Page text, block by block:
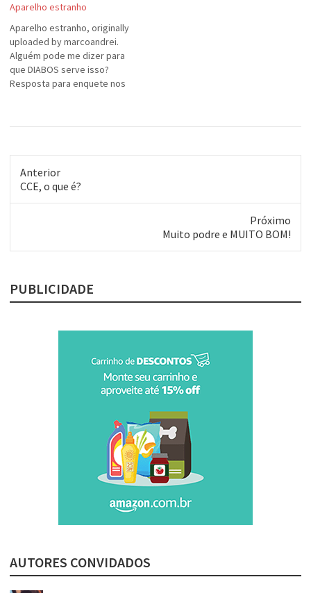
http://www.flickr.com/photos
/29876074@N00/
Aparelho estranho
Aparelho estranho, originally
uploaded by marcoandrei.
Alguém pode me dizer para
que DIABOS serve isso?
Resposta para enquete nos
Anterior
Post
anterior:
CCE, o que é?
Próximo
post:
Muito podre e MUITO BOM!
PUBLICIDADE
AUTORES CONVIDADOS